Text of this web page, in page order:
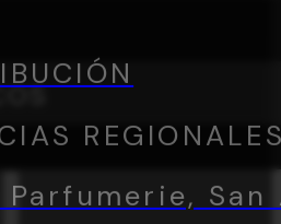
Parfumerie,